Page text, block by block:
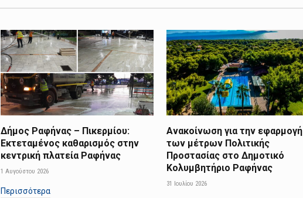
Δήμος Ραφήνας – Πικερμίου:
Εκτεταμένος καθαρισμός στην
κεντρική πλατεία Ραφήνας
1 Αυγούστου 2026
Περισσότερα
Ανακοίνωση για την εφαρμογή
των μέτρων Πολιτικής
Προστασίας στο Δημοτικό
Κολυμβητήριο Ραφήνας
31 Ιουλίου 2026